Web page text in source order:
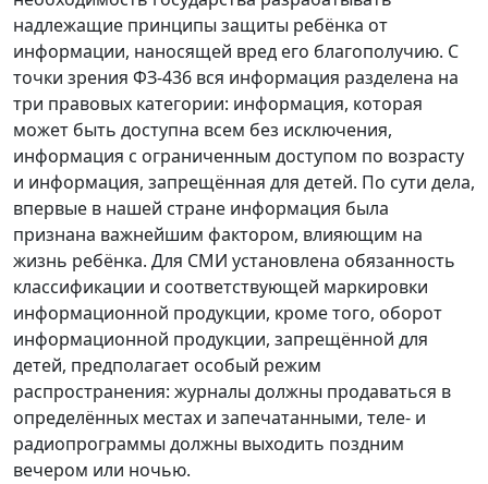
надлежащие принципы защиты ребёнка от
информации, наносящей вред его благополучию. С
точки зрения ФЗ-436 вся информация разделена на
три правовых категории: информация, которая
может быть доступна всем без исключения,
информация с ограниченным доступом по возрасту
и информация, запрещённая для детей. По сути дела,
впервые в нашей стране информация была
признана важнейшим фактором, влияющим на
жизнь ребёнка. Для СМИ установлена обязанность
классификации и соответствующей маркировки
информационной продукции, кроме того, оборот
информационной продукции, запрещённой для
детей, предполагает особый режим
распространения: журналы должны продаваться в
определённых местах и запечатанными, теле- и
радиопрограммы должны выходить поздним
вечером или ночью.